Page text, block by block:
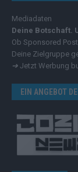
Mediadaten
Deine Botschaft.
Ob Sponsored
Deine Zielgruppe
➔ Jetzt Werbung
EIN ANGEBOT